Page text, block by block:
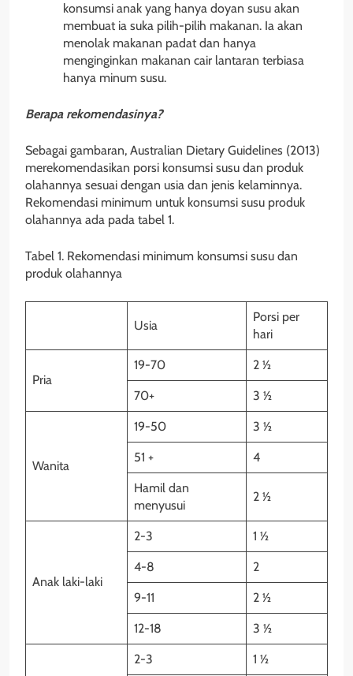
konsumsi anak yang hanya doyan susu akan
membuat ia suka pilih-pilih makanan. Ia akan
menolak makanan padat dan hanya
menginginkan makanan cair lantaran terbiasa
hanya minum susu.
Berapa rekomendasinya?
Sebagai gambaran, Australian Dietary Guidelines (2013)
merekomendasikan porsi konsumsi susu dan produk
olahannya sesuai dengan usia dan jenis kelaminnya.
Rekomendasi minimum untuk konsumsi susu produk
olahannya ada pada tabel 1.
Tabel 1. Rekomendasi minimum konsumsi susu dan
produk olahannya
Usia
Porsi per
hari
Pria
19-70 2 ½
70+ 3 ½
Wanita
19-50 3 ½
51 + 4
Hamil dan
menyusui
2 ½
Anak laki-laki
2-3 1 ½
4-8 2
9-11 2 ½
12-18 3 ½
2-3 1 ½